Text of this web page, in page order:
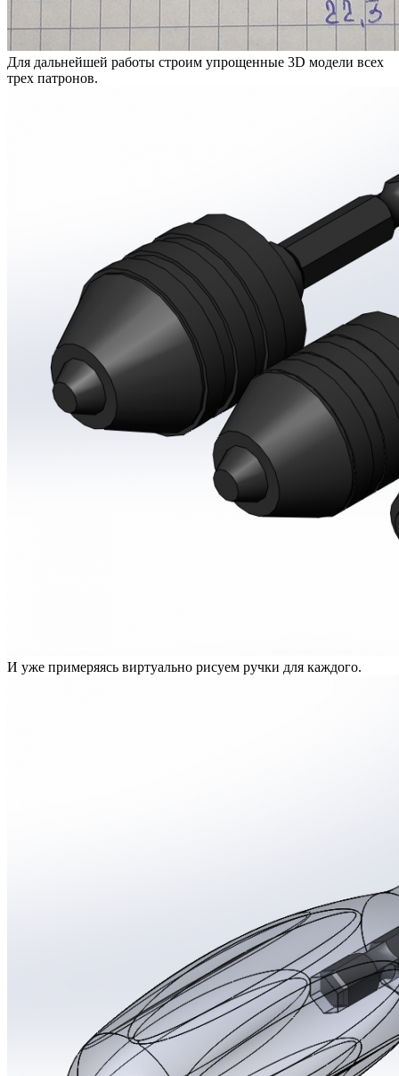
Для дальнейшей работы строим упрощенные 3D модели всех
трех патронов.
И уже примеряясь виртуально рисуем ручки для каждого.